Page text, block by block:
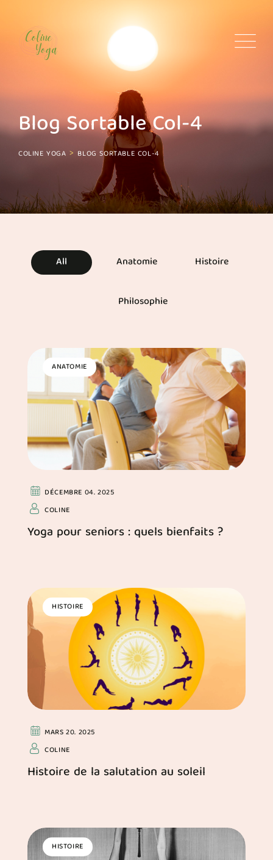
Blog Sortable Col-4
COLINE YOGA > BLOG SORTABLE COL-4
All Anatomie Histoire
Philosophie
ANATOMIE
DÉCEMBRE 04. 2025
COLINE
Yoga pour seniors : quels bienfaits ?
HISTOIRE
MARS 20. 2025
COLINE
Histoire de la salutation au soleil
HISTOIRE